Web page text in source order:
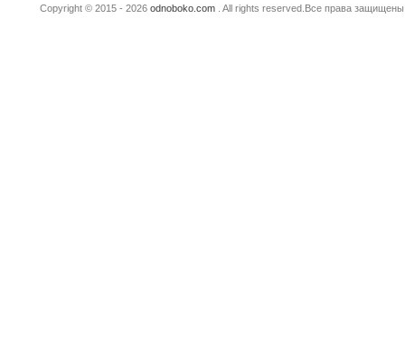
Copyright © 2015 - 2026 odnoboko.com. All rights reserved.Все права защищены.